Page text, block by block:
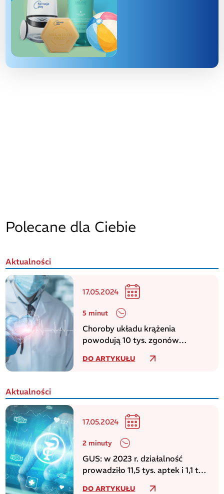
Polecane dla Ciebie
Aktualności
17.05.2024
5 minut
Choroby układu krążenia
powodują 10 tys. zgonów
WHO
DO ARTYKUŁU
Aktualności
17.05.2024
2 minuty
GUS: w 2023 r. działalność
prowadziło 11,5 tys. aptek i 1,1 tys.
DO ARTYKUŁU